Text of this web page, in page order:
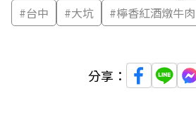
#台中 #大坑 #檸香紅酒燉牛肉
分享：